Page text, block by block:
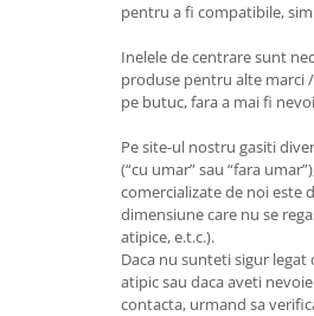
pentru a fi compatibile,
Inelele de centrare sunt
produse pentru alte marci
pe butuc, fara a mai fi
Pe site-ul nostru gasiti
(“cu umar” sau “fara
comercializate de noi este
dimensiune care nu se
atipice, e.t.c.).
Daca nu sunteti sigur
atipic sau daca aveti
contacta, urmand sa